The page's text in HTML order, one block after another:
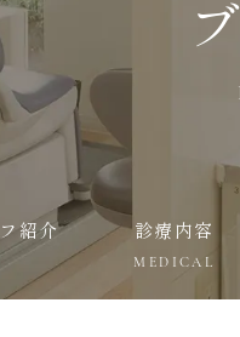
紹介 診療内容
MEDICAL